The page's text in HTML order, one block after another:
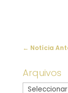
← Notícia
Arquivos
Arquivo